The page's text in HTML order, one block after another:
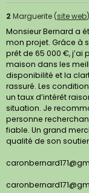
2 Marguerite (site web)
Monsieur Bernard a
mon projet. Grâce à
prêt de 65 000 €,
maison dans les
disponibilité et la
rassuré. Les
un taux d’intérêt
situation. Je
personne
fiable. Un grand
qualité de son